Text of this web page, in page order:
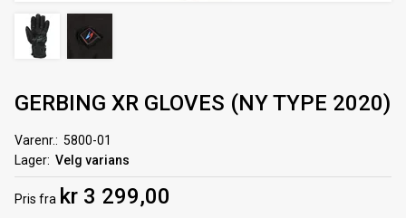
GERBING XR GLOVES (NY TYPE 2020)
Varenr.
5800-01
Lager Velg varians
Pris fra kr 3 299,00